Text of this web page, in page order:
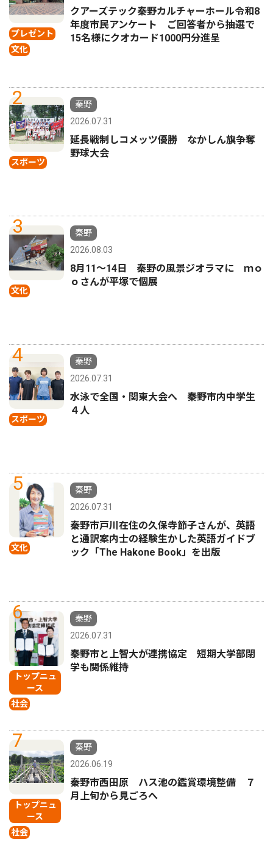
プレゼント
文化
クアーズテック秦野カルチャーホール令和8
年度市民アンケート ご回答者から抽選で
15名様にクオカード1000円分進呈
2
スポーツ
秦野
2026.07.31
延長戦制しコメッツ優勝 なかしん旗争奪
野球大会
3
文化
秦野
2026.08.03
8月11〜14日 秦野の風景ジオラマに ｍｏ
ｏさんが平塚で個展
4
スポーツ
秦野
2026.07.31
水泳で全国・関東大会へ 秦野市内中学生
４人
5
文化
秦野
2026.07.31
秦野市戸川在住の久保寺節子さんが、英語
と通訳案内士の経験生かした英語ガイドブ
ック「The Hakone Book」を出版
6
トップニュ
ース
社会
秦野
2026.07.31
秦野市と上智大が連携協定 短期大学部閉
学も関係維持
7
トップニュ
ース
社会
秦野
2026.06.19
秦野市西田原 ハス池の鑑賞環境整備 ７
月上旬から見ごろへ